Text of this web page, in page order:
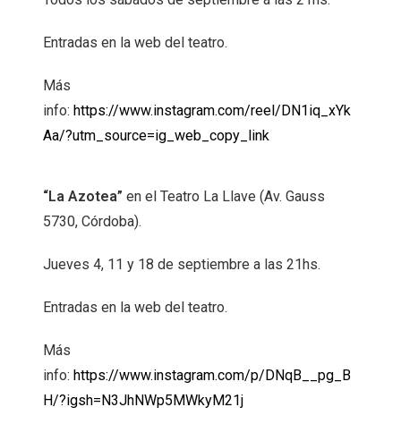
Entradas en la web del teatro.
Más
info: https://www.instagram.com/reel/DN1iq_xYk
Aa/?utm_source=ig_web_copy_link
“La Azotea” en el Teatro La Llave (Av. Gauss
5730, Córdoba).
Jueves 4, 11 y 18 de septiembre a las 21hs.
Entradas en la web del teatro.
Más
info: https://www.instagram.com/p/DNqB__pg_B
H/?igsh=N3JhNWp5MWkyM21j